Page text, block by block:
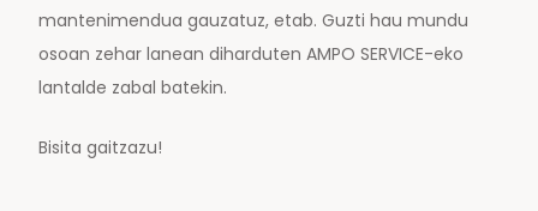
mantenimendua gauzatuz, etab. Guzti hau mundu
osoan zehar lanean diharduten AMPO SERVICE-eko
lantalde zabal batekin.
Bisita gaitzazu!